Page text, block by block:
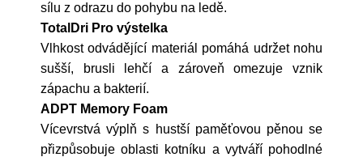
sílu z odrazu do pohybu na ledě.
TotalDri Pro výstelka
Vlhkost odvádějící materiál pomáhá udržet nohu
sušší, brusli lehčí a zároveň omezuje vznik
zápachu a bakterií.
ADPT Memory Foam
Vícevrstvá výplň s hustší paměťovou pěnou se
přizpůsobuje oblasti kotníku a vytváří pohodlné